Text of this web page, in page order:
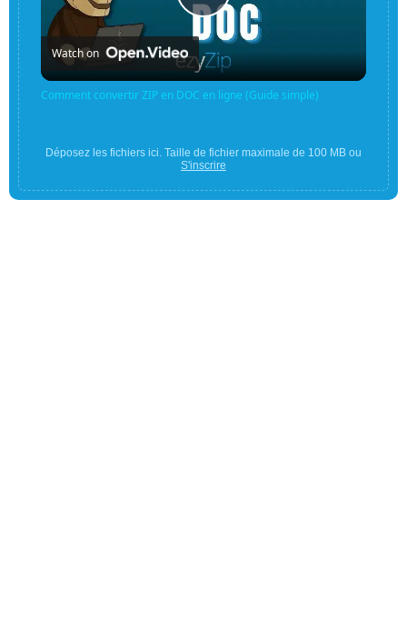
Play
Video
Watch on
Comment convertir ZIP en DOC en ligne (Guide simple)
Déposez les fichiers ici. Taille de fichier maximale de 100 MB ou
S'inscrire